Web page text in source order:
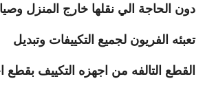
دون الحاجة الي نقلها خارج المنزل
تعبئه الفريون لجميع التكييفات وتبديل
القطع التالفه من اجهزه التكييف بقطع